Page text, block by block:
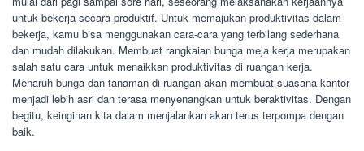
untuk bekerja secara produktif. Untuk memajukan produktivitas dalam
bekerja, kamu bisa menggunakan cara-cara yang terbilang sederhana
dan mudah dilakukan. Membuat rangkaian bunga meja kerja merupakan
salah satu cara untuk menaikkan produktivitas di ruangan kerja.
Menaruh bunga dan tanaman di ruangan akan membuat suasana kantor
menjadi lebih asri dan terasa menyenangkan untuk beraktivitas. Dengan
begitu, keinginan kita dalam menjalankan akan terus terpompa dengan
baik.